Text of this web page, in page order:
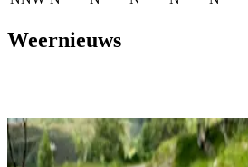
Weernieuws